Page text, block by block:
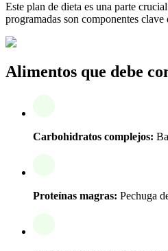
Este plan de dieta es una parte
programadas son componentes
Alimentos que debe
Carbohidratos complejos:
Proteínas magras: Pechuga